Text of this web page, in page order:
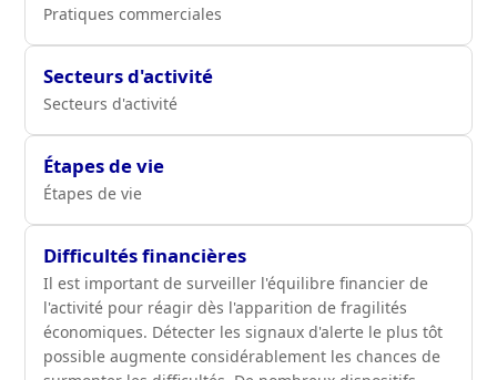
Pratiques commerciales
Secteurs d'activité
Secteurs d'activité
Étapes de vie
Étapes de vie
Difficultés financières
Il est important de surveiller l'équilibre financier de
l'activité pour réagir dès l'apparition de fragilités
économiques. Détecter les signaux d'alerte le plus tôt
possible augmente considérablement les chances de